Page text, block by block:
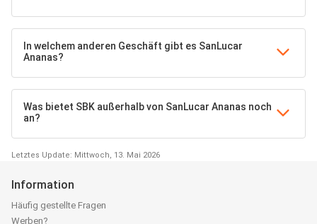
In welchem anderen Geschäft gibt es SanLucar
Ananas?
Was bietet SBK außerhalb von SanLucar Ananas noch
an?
Letztes Update: Mittwoch, 13. Mai 2026
Information
Häufig gestellte Fragen
Werben?